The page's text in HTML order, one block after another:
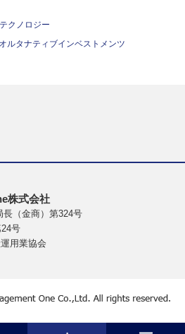
クノロジー
ルタナティブインベストメンツ
株式会社
（金商）第324号
号
用業協会